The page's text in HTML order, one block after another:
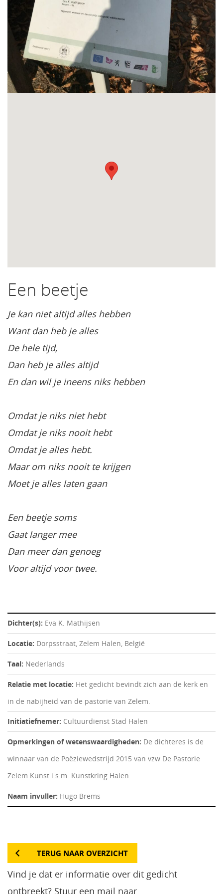
Een beetje
Je kan niet altijd alles hebben
Want dan heb je alles
De hele tijd,
Dan heb je alles altijd
En dan wil je ineens niks hebben
Omdat je niks niet hebt
Omdat je niks nooit hebt
Omdat je alles hebt.
Maar om niks nooit te krijgen
Moet je alles laten gaan
Een beetje soms
Gaat langer mee
Dan meer dan genoeg
Voor altijd voor twee.
Dichter(s): Eva K. Mathijsen
Locatie: Dorpsstraat, Zelem Halen, België
Taal: Nederlands
Relatie met locatie: Het gedicht bevindt zich aan de kerk en
in de nabijheid van de pastorie van Zelem.
Initiatiefnemer: Cultuurdienst Stad Halen
Opmerkingen of wetenswaardigheden: De dichteres is de
winnaar van de Poëziewedstrijd 2015 van vzw De Pastorie
Zelem Kunst i.s.m. Kunstkring Halen.
Naam invuller: Hugo Brems
TERUG NAAR OVERZICHT
Vind je dat er informatie over dit gedicht
ontbreekt? Stuur een mail naar